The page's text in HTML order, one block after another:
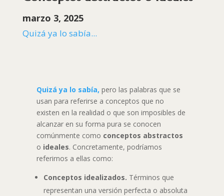
marzo 3, 2025
Quizá ya lo sabía...
Quizá ya lo sabía, pero las palabras que se
usan para referirse a conceptos que no
existen en la realidad o que son imposibles de
alcanzar en su forma pura se conocen
comúnmente como conceptos abstractos
o ideales. Concretamente, podríamos
referirnos a ellas como:
Conceptos idealizados. Términos que
representan una versión perfecta o absoluta